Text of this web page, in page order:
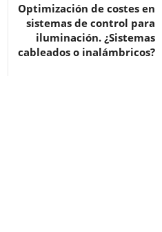
Optimización de costes en
sistemas de control para
iluminación. ¿Sistemas
cableados o inalámbricos?